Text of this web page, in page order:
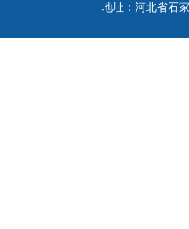
地址：河北省石